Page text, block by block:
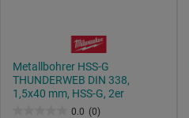
Metallbohrer HSS-G
THUNDERWEB DIN 338,
1,5x40 mm, HSS-G, 2er
0.0 (0)